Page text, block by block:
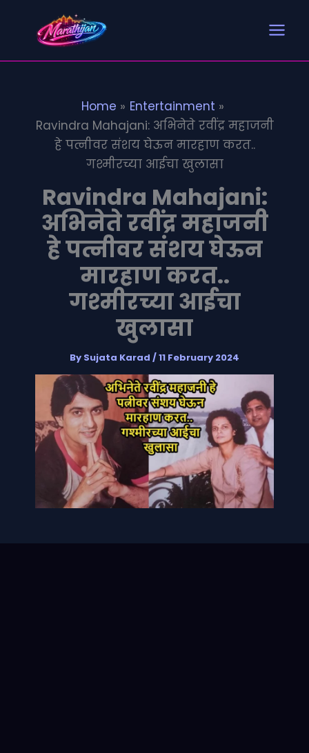
content
Home
Entertainment
Ravindra Mahajani: अभिनेते रवींद्र महाजनी
हे पत्नीवर संशय घेऊन मारहाण करत..
गश्मीरच्या आईचा खुलासा
Ravindra Mahajani:
अभिनेते रवींद्र महाजनी
हे पत्नीवर संशय घेऊन
मारहाण करत..
गश्मीरच्या आईचा
खुलासा
By Sujata Karad /11 February 2024
c